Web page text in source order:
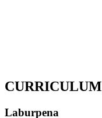
CURRICULUM
Laburpena